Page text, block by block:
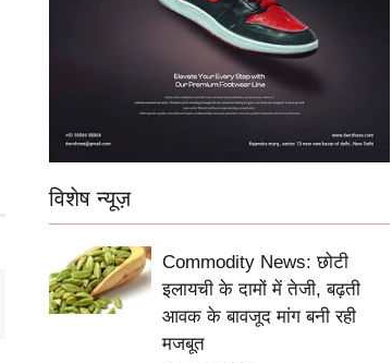
विशेष न्यूज़
Commodity News: छोटी
इलायची के दामों में तेजी, बढ़ती
आवक के बावजूद मांग बनी रही
मजबूत